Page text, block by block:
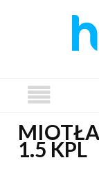
1.5 KPL